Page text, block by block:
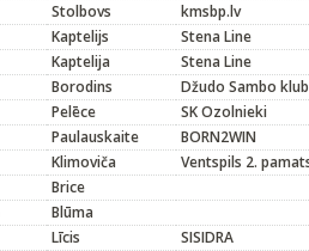
Stolbovs
kmsbp.lv
Kaptelijs
Stena Line
Kaptelija
Stena Line
Borodins
Džudo Sambo
Pelēce
SK Ozolnieki
Paulauskaite
BORN2WIN
Klimoviča
Ventspils 2.
Brice
Blūma
Līcis
SISIDRA